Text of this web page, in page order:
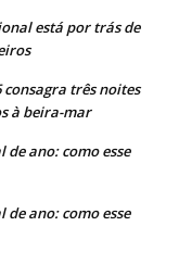
está por trás de
consagra três noites
à beira-mar
de ano: como esse
de ano: como esse